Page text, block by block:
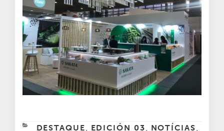
CATEGORÍAS
DESTAQUE , EDICIÓN 03 , NOTÍCIAS ,